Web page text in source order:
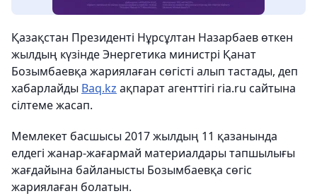
Қазақстан Президенті Нұрсұлтан Назарбаев өткен
жылдың күзінде Энергетика министрі Қанат
Бозымбаевқа жариялаған сөгісті алып тастады, деп
хабарлайды Baq.kz ақпарат агенттігі ria.ru сайтына
сілтеме жасап.
Мемлекет басшысы 2017 жылдың 11 қазанында
елдегі жанар-жағармай материалдары тапшылығы
жағдайына байланысты Бозымбаевқа сөгіс
жариялаған болатын.